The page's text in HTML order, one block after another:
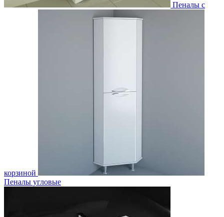
Пеналы с
корзиной
Пеналы угловые